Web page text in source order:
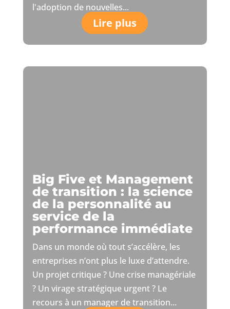
l'adoption de nouvelles...
Lire plus
Big Five et Management
de transition : la science
de la personnalité au
service de la
performance immédiate
Dans un monde où tout s’accélère, les
entreprises n’ont plus le luxe d’attendre.
Un projet critique ? Une crise managériale
? Un virage stratégique urgent ? Le
recours à un manager de transition...